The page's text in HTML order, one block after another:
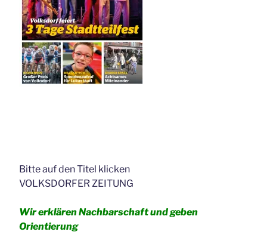
Bitte auf den Titel klicken
VOLKSDORFER ZEITUNG
Wir erklären Nachbarschaft und geben
Orientierung